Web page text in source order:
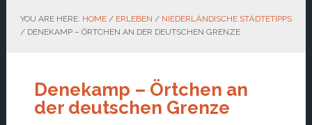
YOU ARE HERE: HOME / ERLEBEN / NIEDERLÄNDISCHE STÄDTETIPPS
/DENEKAMP – ÖRTCHEN AN DER DEUTSCHEN GRENZE
Denekamp – Örtchen an
der deutschen Grenze